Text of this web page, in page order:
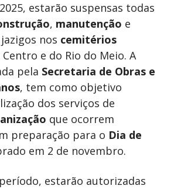
estarão suspensas todas
, manutenção e
nos cemitérios
Centro e do Rio do Meio. A
pela Secretaria de Obras e
, tem como objetivo
dos serviços de
que ocorrem
preparação para o Dia de
em 2 de novembro.
estarão autorizadas